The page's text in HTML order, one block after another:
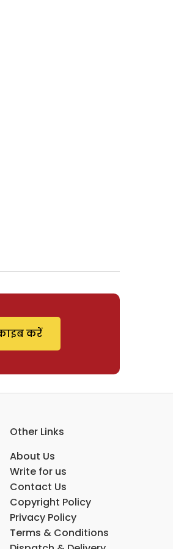
करें
Other Links
About Us
Write for us
Contact Us
Copyright Policy
Privacy Policy
Terms & Conditions